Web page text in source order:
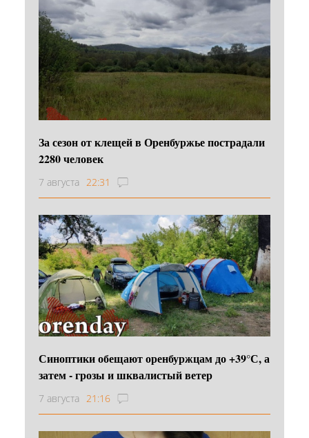
За сезон от клещей в Оренбуржье пострадали
2280 человек
7 августа 22:31
Синоптики обещают оренбуржцам до +39°С, а
затем - грозы и шквалистый ветер
7 августа 21:16